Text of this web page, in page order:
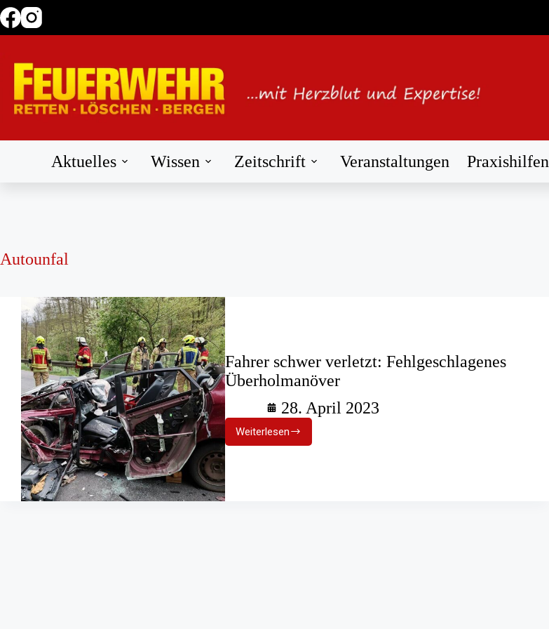
Zum
Inhalt
Aktuelles Wissen Zeitschrift Veranstaltungen Praxishilfen
Autounfal
Fahrer schwer verletzt: Fehlgeschlagenes
Überholmanöver
28. April 2023
Weiterlesen
Fahrer
schwer